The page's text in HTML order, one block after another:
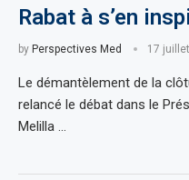
Rabat à s’en
by Perspectives Med 17
Le démantèlement de la
relancé le débat dans le
Melilla …